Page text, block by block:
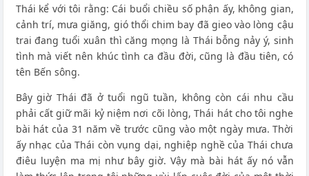
Thái kể với tôi rằng: Cái buổi chiều số phận ấy, không gian,
cảnh trí, mưa giăng, gió thổi chim bay đã gieo vào lòng cậu
trai đang tuổi xuân thì căng mọng là Thái bỗng nảy ý, sinh
tình mà viết nên khúc tình ca đầu đời, cũng là đầu tiên, có
tên Bến sông.
Bây giờ Thái đã ở tuổi ngũ tuần, không còn cái nhu cầu
phải cất giữ mãi kỷ niệm nơi cõi lòng, Thái hát cho tôi nghe
bài hát của 31 năm về trước cũng vào một ngày mưa. Thời
ấy nhạc của Thái còn vụng dại, nghiệp nghề của Thái chưa
điêu luyện ma mị như bây giờ. Vậy mà bài hát ấy nó vẫn